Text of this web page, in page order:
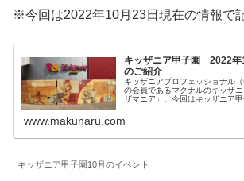
※今回は2022年10月23日現在の情報で
キッザニア甲子園 2022年
のご紹介
キッザニアプロフェッショナル
の会員であるマクナルのキッザ
ザマニア」。今回はキッザニア
www.makunaru.com
キッザニア甲子園10月のイベント